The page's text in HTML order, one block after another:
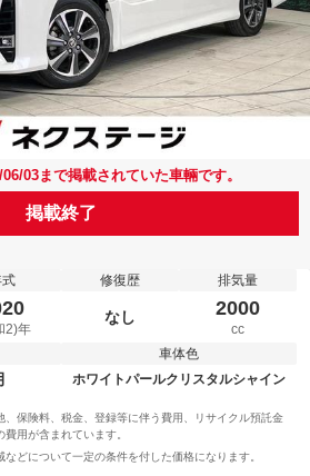
03まで掲載されていた車輛です。
掲載終了
2)年
修復歴
なし
排気量
2000
cc
車体色
ホワイトパールクリスタルシャイン
、保険料、税金、登録等に伴う費用、リサイクル預託金
用が含まれています。
どについて一定の条件を付した価格になります。